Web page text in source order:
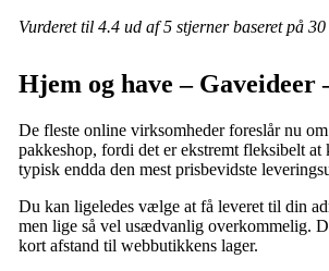
Vurderet til 4.4 ud af 5 stjerner baseret på 30
Hjem og have –
De fleste online virksomheder foreslår nu
pakkeshop, fordi det er ekstremt fleksibelt
typisk endda den mest prisbevidste
Du kan ligeledes vælge at få leveret til din
men lige så vel usædvanlig overkommelig.
kort afstand til webbutikkens lager.